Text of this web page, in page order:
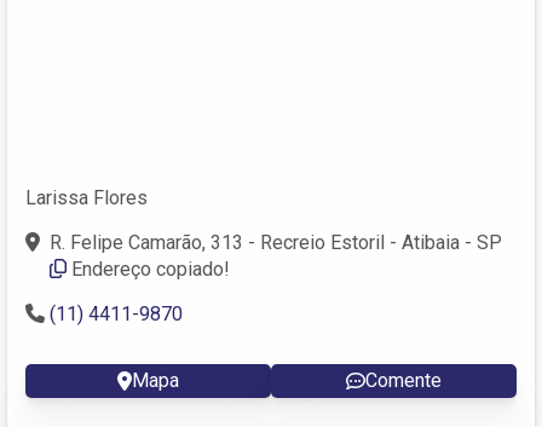
Larissa Flores
R. Felipe Camarão, 313 - Recreio Estoril - Atibaia - SP
Endereço copiado!
(11) 4411-9870
Mapa Comente